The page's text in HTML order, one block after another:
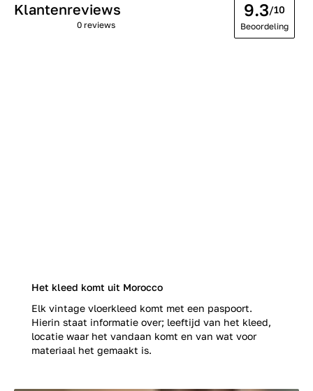
Het kleed komt uit Morocco
Elk vintage vloerkleed komt met een paspoort.
Hierin staat informatie over; leeftijd van het kleed,
locatie waar het vandaan komt en van wat voor
materiaal het gemaakt is.
Klantenreviews
0 reviews
9.3/10
Beoordeling